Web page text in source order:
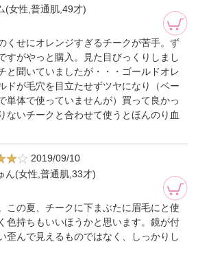
(女性,普通肌,49才)
くせにオレンジすぎるチークが苦手。ず
すがやっと購入。見た目びっくりしまし
と聞いていましたが・・・ゴールドオレ
ドが毛穴を目立たせずツヤになり（ベー
単体で使っていませんが）買って良かっ
ないチークと合わせて使うとほんのり血
2019/09/10
ん(女性,普通肌,33才)
この夏、チークに下まぶたに眉毛にと使
色持ちもいいほうかと思います。鏡が付
歪んで見えるものではなく、しっかりし